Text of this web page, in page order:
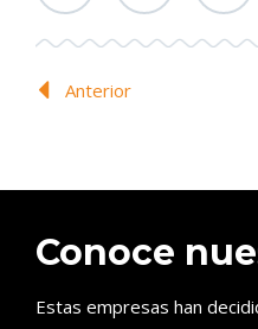
Anterior
Conoce
Estas empresas han